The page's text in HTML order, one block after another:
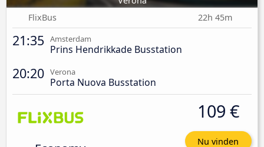
FlixBus
22h 45m
21:35 Amsterdam
Prins Hendrikkade Busstation
20:20 Verona
Porta Nuova Busstation
109 €
Nu vinden